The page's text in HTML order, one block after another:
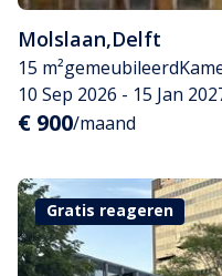
Molslaan,Delft
15 m²gemeubileerd
10 Sep 2026 - 15 Jan
€ 900/maand
Gratis reageren